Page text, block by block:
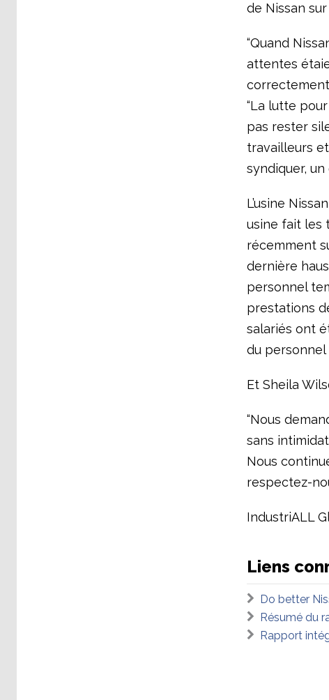
de Nissan
“Quand
attentes
correctement
“La lutte
pas rester
travailleurs
syndiquer,
L’usine
usine fait les
récemment
dernière
personnel
prestations
salariés ont
du
Et Sheila
“Nous
sans
Nous
respectez-
IndustriALL
Liens
Do better
Résumé du
Rapport